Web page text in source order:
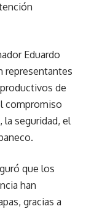
Eduardo
representantes
de
compromiso
la seguridad, el
que los
han
gracias a